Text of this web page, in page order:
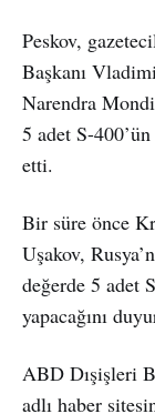
Peskov,
Başkanı
Narendra Mondi
5 adet S-
etti.
Bir süre önce
Uşakov,
değerde 5 adet
yapacağını
ABD Dışişleri
adlı haber